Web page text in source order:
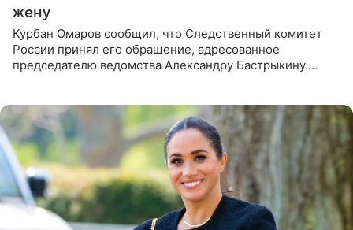
жену
Курбан Омаров сообщил, что Следственный комитет
России принял его обращение, адресованное
председателю ведомства Александру Бастрыкину.